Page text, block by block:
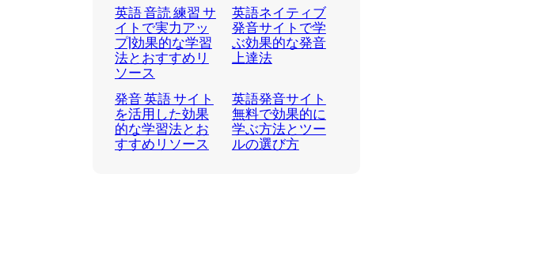
英語 音読 練習 サ
イトで実力アッ
プ|効果的な学習
法とおすすめリ
ソース
英語ネイティブ
発音サイトで学
ぶ効果的な発音
上達法
発音 英語 サイト
を活用した効果
的な学習法とお
すすめリソース
英語発音サイト
無料で効果的に
学ぶ方法とツー
ルの選び方